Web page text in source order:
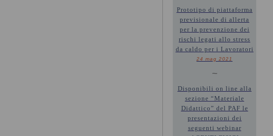
Prototipo di piattaforma
previsionale di allerta
per la prevenzione dei
rischi legati allo stress
da caldo per i Lavoratori
24 mag 2021
~
Disponibili on line alla
sezione “Materiale
Didattico” del PAF le
presentazioni dei
seguenti webinar